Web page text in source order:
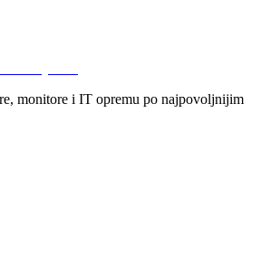
monitore i IT opremu po najpovoljnijim